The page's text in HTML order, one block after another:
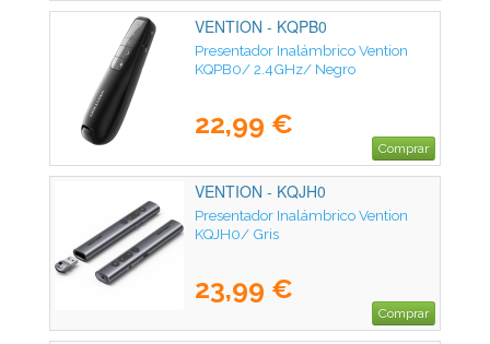
VENTION - KQPB0
Presentador Inalámbrico Vention
KQPB0/ 2.4GHz/ Negro
22,99 €
Comprar
VENTION - KQJH0
Presentador Inalámbrico Vention
KQJH0/ Gris
23,99 €
Comprar